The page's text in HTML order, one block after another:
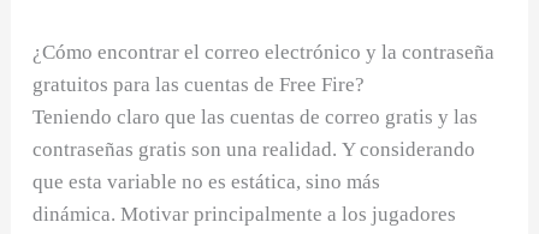
¿Cómo encontrar el correo electrónico y la contraseña
gratuitos para las cuentas de Free Fire?
Teniendo claro que las cuentas de correo gratis y las
contraseñas gratis son una realidad. Y considerando
que esta variable no es estática, sino más
dinámica. Motivar principalmente a los jugadores